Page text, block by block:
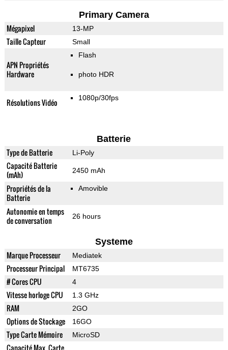
Primary Camera
Mégapixel 13-MP
Taille Capteur Small
APN Propriétés
Hardware
Flash
photo HDR
Résolutions Vidéo 1080p/30fps
Batterie
Type de Batterie Li-Poly
Capacité Batterie
(mAh)
2450 mAh
Propriétés de la
Batterie
Amovible
Autonomie en temps
de conversation
26 hours
Systeme
Marque Processeur Mediatek
Processeur Principal MT6735
# Cores CPU 4
Vitesse horloge CPU 1.3 GHz
RAM 2GO
Options de Stockage 16GO
Type Carte Mémoire MicroSD
Capacité Max. Carte